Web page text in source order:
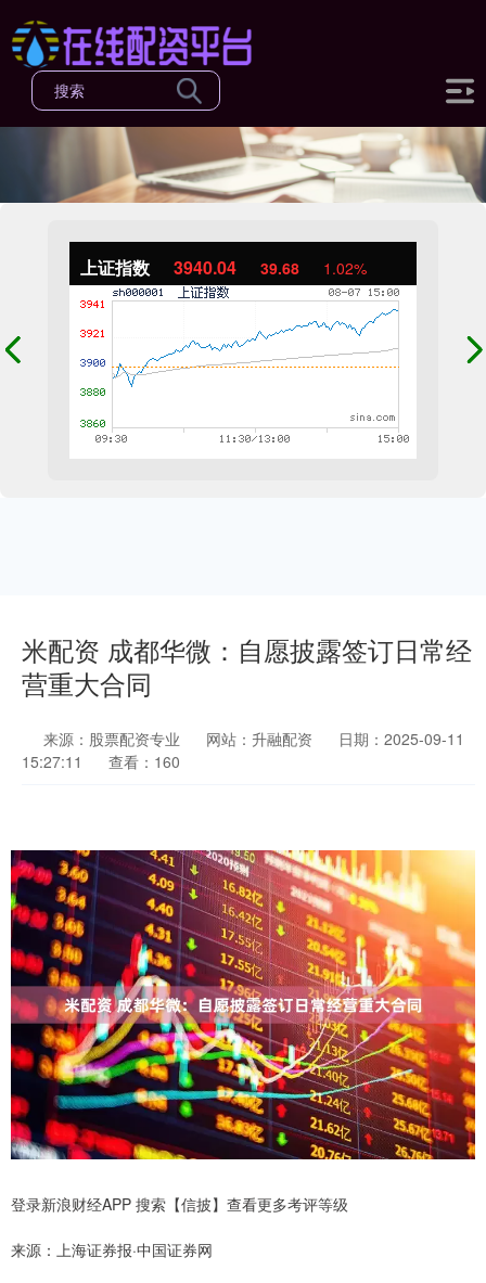
上证指数 3940.04 39.68 1.02%
米配资 成都华微：自愿披露签订日常经
营重大合同
来源：股票配资专业 网站：升融配资
日期：2025-09-11
15:27:11
查看：160
登录新浪财经APP 搜索【信披】查看更多考评等级
来源：上海证券报·中国证券网